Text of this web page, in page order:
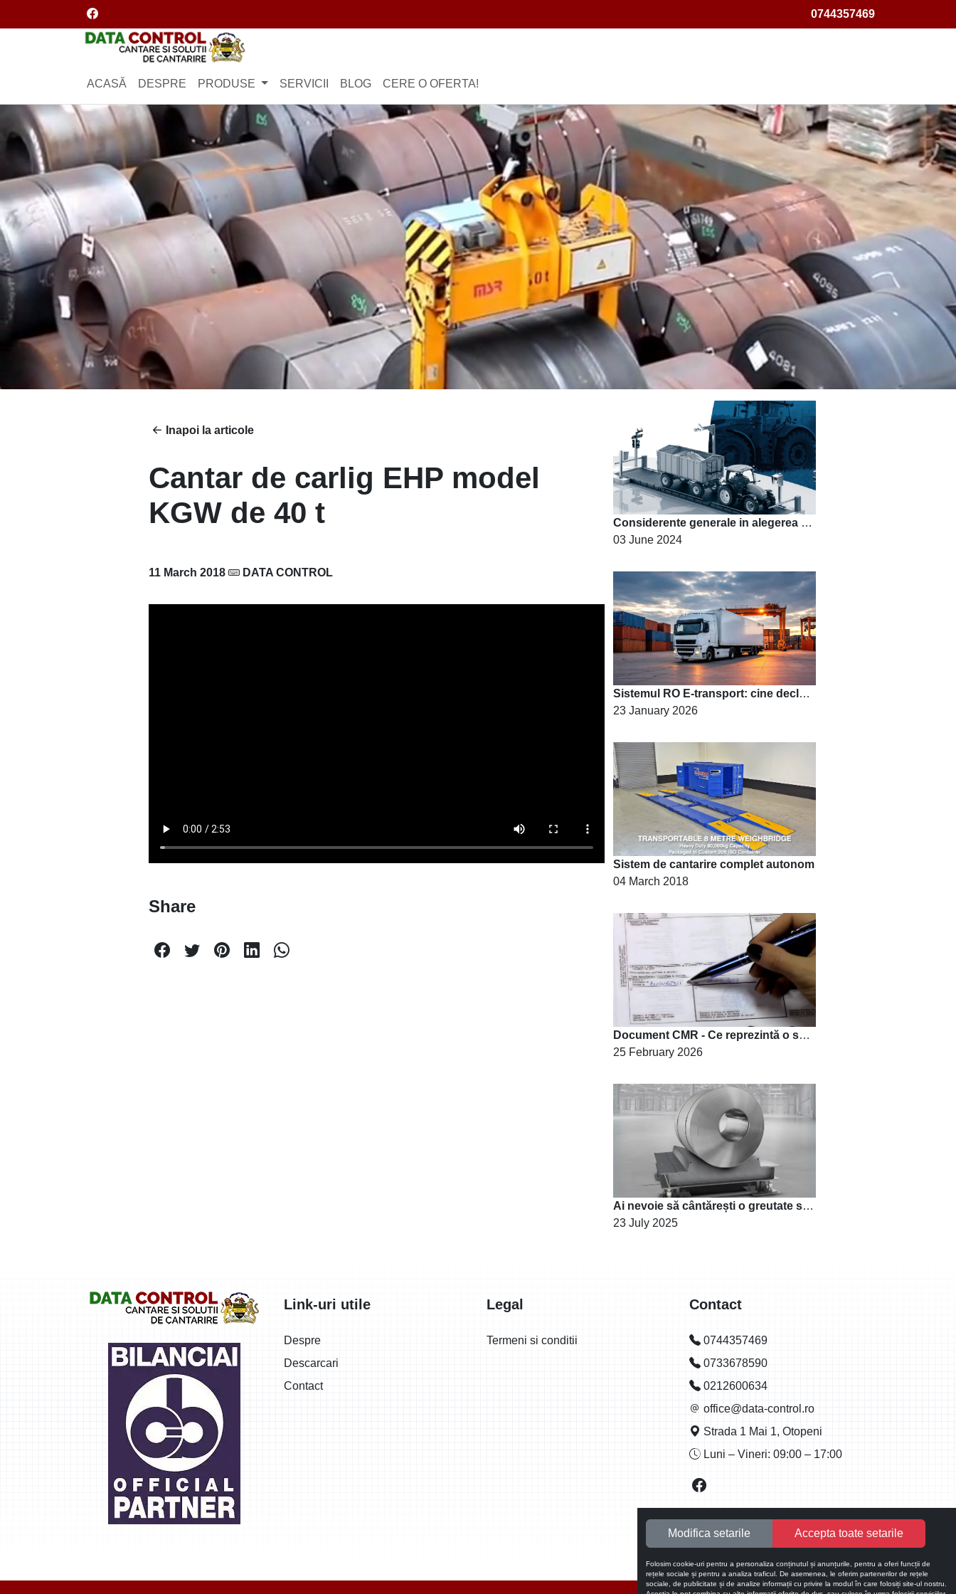
Facebook
0744357469
ACASĂ DESPRE PRODUSE SERVICII BLOG CERE O OFERTA!
Inapoi la articole
Cantar de carlig EHP model
KGW de 40 t
11 March 2018 DATA CONTROL
Share
Considerente generale in alegerea cantarului auto
03 June 2024
Sistemul RO E-transport: cine declara si ce trebuie sa stii daca lucrezi in transporturi
23 January 2026
Sistem de cantarire complet autonom
04 March 2018
Document CMR - Ce reprezintă o scrisoare de transport internațional?
25 February 2026
Ai nevoie să cântărești o greutate specifica in constructii?
23 July 2025
Link-uri utile
Despre
Descarcari
Contact
Legal
Termeni si conditii
Contact
0744357469
0733678590
0212600634
office@data-control.ro
Strada 1 Mai 1, Otopeni
Luni – Vineri: 09:00 – 17:00
Modifica setarile Accepta toate setarile
Folosim cookie-uri pentru a personaliza conținutul și anunțurile, pentru a oferi funcții de
rețele sociale și pentru a analiza traficul. De asemenea, le oferim partenerilor de rețele
sociale, de publicitate și de analize informații cu privire la modul în care folosiți site-ul nostru.